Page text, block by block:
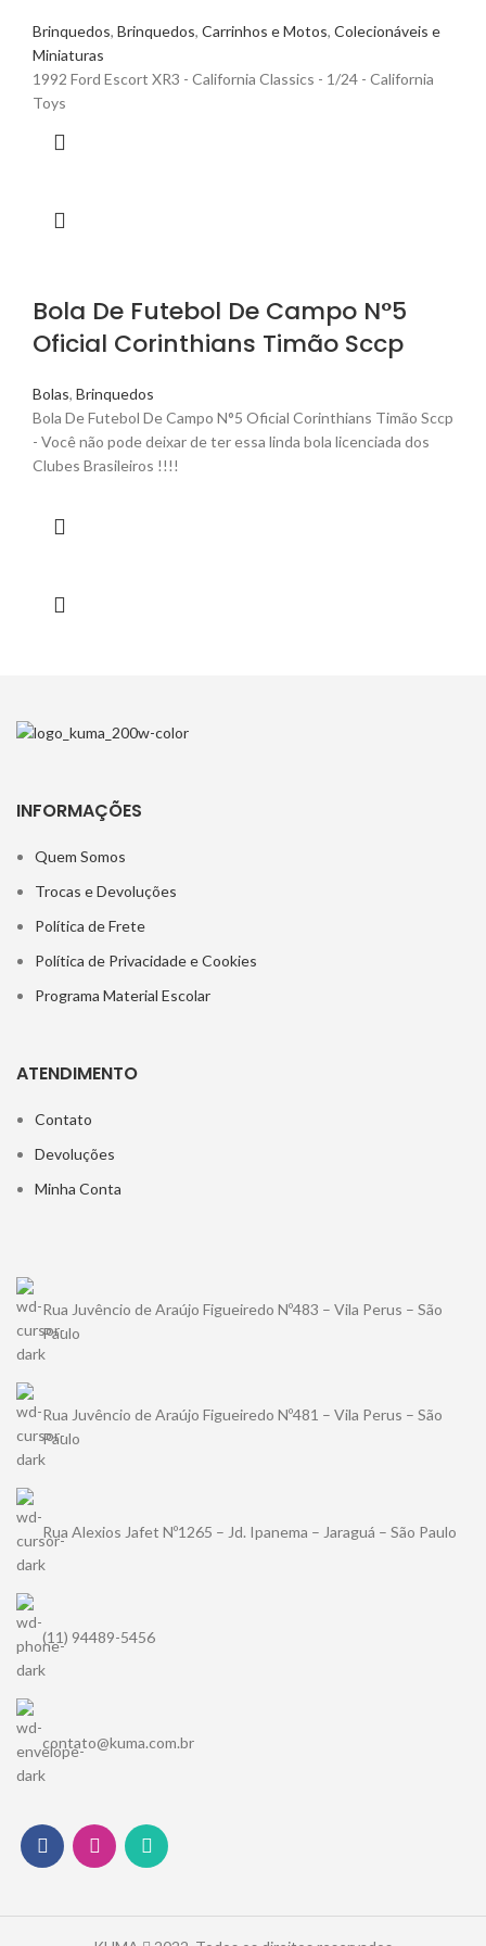
Brinquedos, Brinquedos, Carrinhos e Motos, Colecionáveis e
Miniaturas
1992 Ford Escort XR3 - California Classics - 1/24 - California
Toys
Bola De Futebol De Campo N°5
Oficial Corinthians Timão Sccp
Bolas, Brinquedos
Bola De Futebol De Campo N°5 Oficial Corinthians Timão Sccp
- Você não pode deixar de ter essa linda bola licenciada dos
Clubes Brasileiros !!!!
INFORMAÇÕES
Quem Somos
Trocas e Devoluções
Política de Frete
Política de Privacidade e Cookies
Programa Material Escolar
ATENDIMENTO
Contato
Devoluções
Minha Conta
Rua Juvêncio de Araújo Figueiredo Nº483 – Vila Perus – São
Paulo
Rua Juvêncio de Araújo Figueiredo Nº481 – Vila Perus – São
Paulo
Rua Alexios Jafet Nº1265 – Jd. Ipanema – Jaraguá – São Paulo
(11) 94489-5456
contato@kuma.com.br